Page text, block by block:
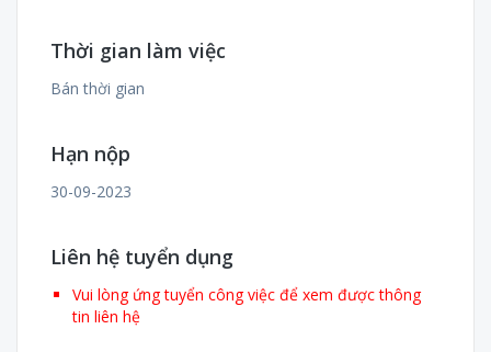
Thời gian làm việc
Bán thời gian
Hạn nộp
30-09-2023
Liên hệ tuyển dụng
Vui lòng ứng tuyển công việc để xem được thông
tin liên hệ